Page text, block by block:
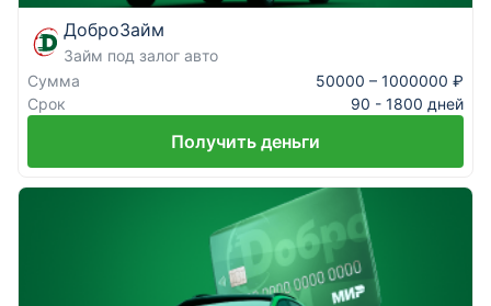
ДоброЗайм
Займ под залог авто
Сумма
50000 – 1000000 ₽
Срок
90 - 1800 дней
Получить деньги